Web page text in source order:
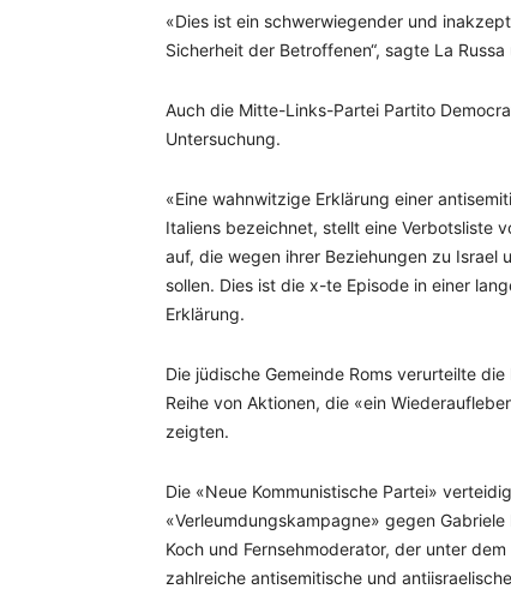
«Dies ist ein schwerwiegender und
Sicherheit der Betroffenen“, sagte La
Auch die Mitte-Links-Partei Partito
Untersuchung.
«Eine wahnwitzige Erklärung einer
Italiens bezeichnet, stellt eine Verbotsliste
auf, die wegen ihrer Beziehungen zu
sollen. Dies ist die x-te Episode in einer
Erklärung.
Die jüdische Gemeinde Roms verurteilte
Reihe von Aktionen, die «ein
zeigten.
Die «Neue Kommunistische Partei»
«Verleumdungskampagne» gegen
Koch und Fernsehmoderator, der unter
zahlreiche antisemitische und